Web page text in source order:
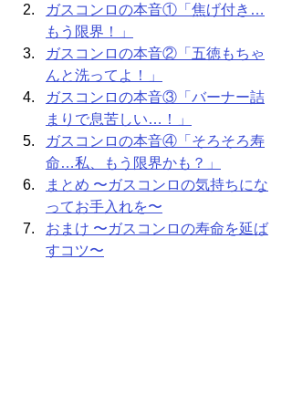
ガスコンロの本音①「焦げ付き…
もう限界！」
ガスコンロの本音②「五徳もちゃ
んと洗ってよ！」
ガスコンロの本音③「バーナー詰
まりで息苦しい…！」
ガスコンロの本音④「そろそろ寿
命…私、もう限界かも？」
まとめ 〜ガスコンロの気持ちにな
ってお手入れを〜
おまけ 〜ガスコンロの寿命を延ば
すコツ〜